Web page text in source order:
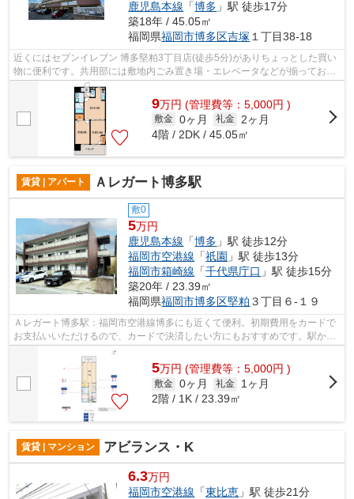
鹿児島本線 「博多 」駅 徒歩17分
築18年 / 45.05㎡
福岡県福岡市博多区吉塚 １丁目38-18
近くにはセブンイレブン 博多堅粕3丁目店(徒歩5分)がありちょっとした買い
物に便利です。共用部には敷地内ごみ置き場・エレベータなどが揃ってお
り、とても充実しています。クレジット...
9万円 (管理費等：5,000円 )
敷金 0ヶ月 礼金
2ヶ月
4階 / 2DK / 45.05㎡
賃貸 | アパート Ａレガート博多駅
敷0
5万円
鹿児島本線 「博多 」駅 徒歩12分
福岡市空港線 「祇園 」駅 徒歩13分
福岡市箱崎線 「千代県庁口 」駅 徒歩15分
築20年 / 23.39㎡
福岡県福岡市博多区堅粕 ３丁目６-１９
Ａレガート博多駅：福岡市空港線博多にも近くて便利。初期費用をカードで
お支払いいただけるので、カードで決済したい方にもおすすめです。駅から
徒歩10分に立地する物件です。一階に...
5万円 (管理費等：5,000円 )
敷金 0ヶ月 礼金
1ヶ月
2階 / 1K / 23.39㎡
賃貸 | マンション アビランス・K
6.3万円
福岡市空港線 「東比恵 」駅 徒歩21分